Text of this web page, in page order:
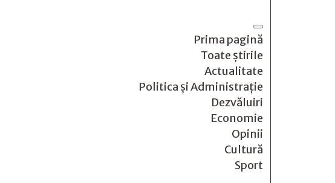
Prima pagină
Toate știrile
Actualitate
Politica și Administrație
Dezvăluiri
Economie
Opinii
Cultură
Sport